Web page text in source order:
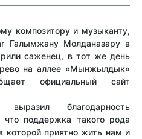
композитору и музыканту,
Галымжану Молданазару в
саженец, в тот же день
на аллее «Мынжылдык»
официальный сайт
благодарность
что поддержка такого рода
которой приятно жить нам и